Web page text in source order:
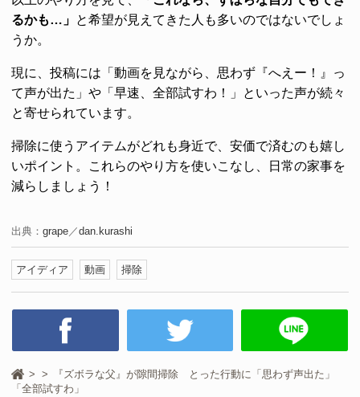
るかも…」 と希望が見えてきた人も多いのではないでしょ
うか。
現に、投稿には「動画を見ながら、思わず『へえー！』っ
て声が出た」や「早速、全部試すわ！」といった声が続々
と寄せられています。
掃除に使うアイテムがどれも身近で、安価で済むのも嬉し
いポイント。これらのやり方を使いこなし、日常の家事を
減らしましょう！
出典： grape／dan.kurashi
アイディア 動画 掃除
『ズボラな父』が隙間掃除 とった行動に「思わず声出た」
「全部試すわ」